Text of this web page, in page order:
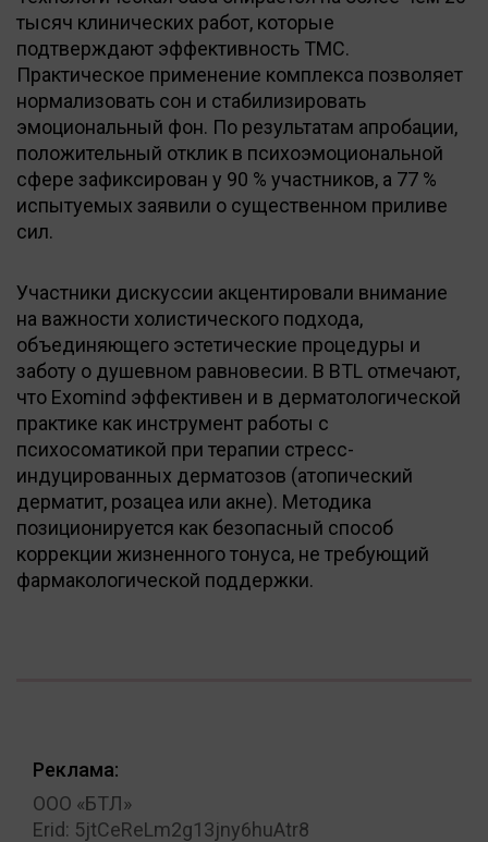
тысяч клинических работ, которые
подтверждают эффективность ТМС.
Практическое применение комплекса позволяет
нормализовать сон и стабилизировать
эмоциональный фон. По результатам апробации,
положительный отклик в психоэмоциональной
сфере зафиксирован у 90 % участников, а 77 %
испытуемых заявили о существенном приливе
сил.
Участники дискуссии акцентировали внимание
на важности холистического подхода,
объединяющего эстетические процедуры и
заботу о душевном равновесии. В BTL отмечают,
что Exomind эффективен и в дерматологической
практике как инструмент работы с
психосоматикой при терапии стресс-
индуцированных дерматозов (атопический
дерматит, розацеа или акне). Методика
позиционируется как безопасный способ
коррекции жизненного тонуса, не требующий
фармакологической поддержки.
Реклама:
ООО «БТЛ»
Erid: 5jtCeReLm2g13jny6huAtr8